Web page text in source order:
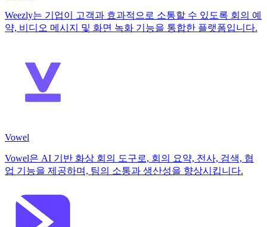
Weezly는 기업이 고객과 효과적으로 소통할 수 있도록 회의 예
약, 비디오 메시지 및 화면 녹화 기능을 통합한 플랫폼입니다.
Vowel
Vowel은 AI 기반 화상 회의 도구로, 회의 요약, 전사, 검색, 협
업 기능을 제공하며, 팀의 소통과 생산성을 향상시킵니다.